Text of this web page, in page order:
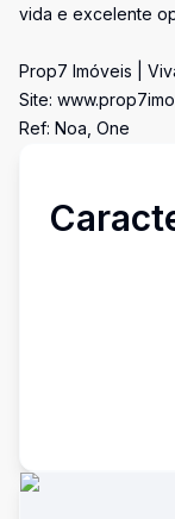
vida e excelente
Prop7 Imóveis |
Site:
Ref: Noa, One